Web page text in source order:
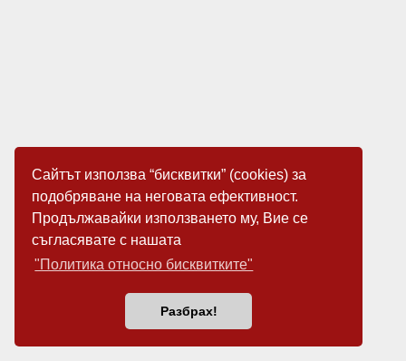
Сайтът използва “бисквитки” (cookies) за
подобряване на неговата ефективност.
Продължавайки използването му, Вие се
съгласявате с нашата
"Политика относно бисквитките"
Разбрах!